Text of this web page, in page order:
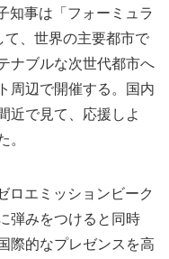
知事は「フォーミュラ
、世界の主要都市で
ナブルな次世代都市へ
周辺で開催する。国内
近で見て、応援しよ
ロエミッションビーク
弾みをつけると同時
際的なプレゼンスを高